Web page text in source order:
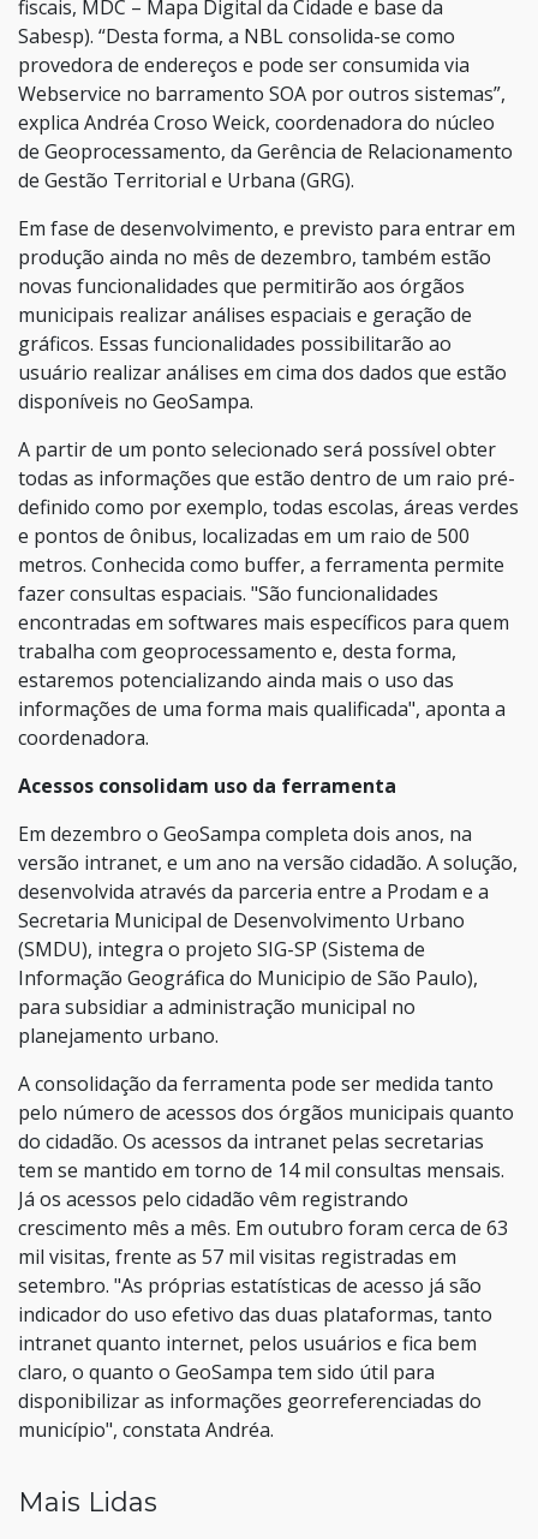
fiscais, MDC – Mapa Digital da Cidade e base da
Sabesp). “Desta forma, a NBL consolida-se como
provedora de endereços e pode ser consumida via
Webservice no barramento SOA por outros sistemas”,
explica Andréa Croso Weick, coordenadora do núcleo
de Geoprocessamento, da Gerência de Relacionamento
de Gestão Territorial e Urbana (GRG).
Em fase de desenvolvimento, e previsto para entrar em
produção ainda no mês de dezembro, também estão
novas funcionalidades que permitirão aos órgãos
municipais realizar análises espaciais e geração de
gráficos. Essas funcionalidades possibilitarão ao
usuário realizar análises em cima dos dados que estão
disponíveis no GeoSampa.
A partir de um ponto selecionado será possível obter
todas as informações que estão dentro de um raio pré-
definido como por exemplo, todas escolas, áreas verdes
e pontos de ônibus, localizadas em um raio de 500
metros. Conhecida como buffer, a ferramenta permite
fazer consultas espaciais. "São funcionalidades
encontradas em softwares mais específicos para quem
trabalha com geoprocessamento e, desta forma,
estaremos potencializando ainda mais o uso das
informações de uma forma mais qualificada", aponta a
coordenadora.
Acessos consolidam uso da ferramenta
Em dezembro o GeoSampa completa dois anos, na
versão intranet, e um ano na versão cidadão. A solução,
desenvolvida através da parceria entre a Prodam e a
Secretaria Municipal de Desenvolvimento Urbano
(SMDU), integra o projeto SIG-SP (Sistema de
Informação Geográfica do Municipio de São Paulo),
para subsidiar a administração municipal no
planejamento urbano.
A consolidação da ferramenta pode ser medida tanto
pelo número de acessos dos órgãos municipais quanto
do cidadão. Os acessos da intranet pelas secretarias
tem se mantido em torno de 14 mil consultas mensais.
Já os acessos pelo cidadão vêm registrando
crescimento mês a mês. Em outubro foram cerca de 63
mil visitas, frente as 57 mil visitas registradas em
setembro. "As próprias estatísticas de acesso já são
indicador do uso efetivo das duas plataformas, tanto
intranet quanto internet, pelos usuários e fica bem
claro, o quanto o GeoSampa tem sido útil para
disponibilizar as informações georreferenciadas do
município", constata Andréa.
Mais Lidas